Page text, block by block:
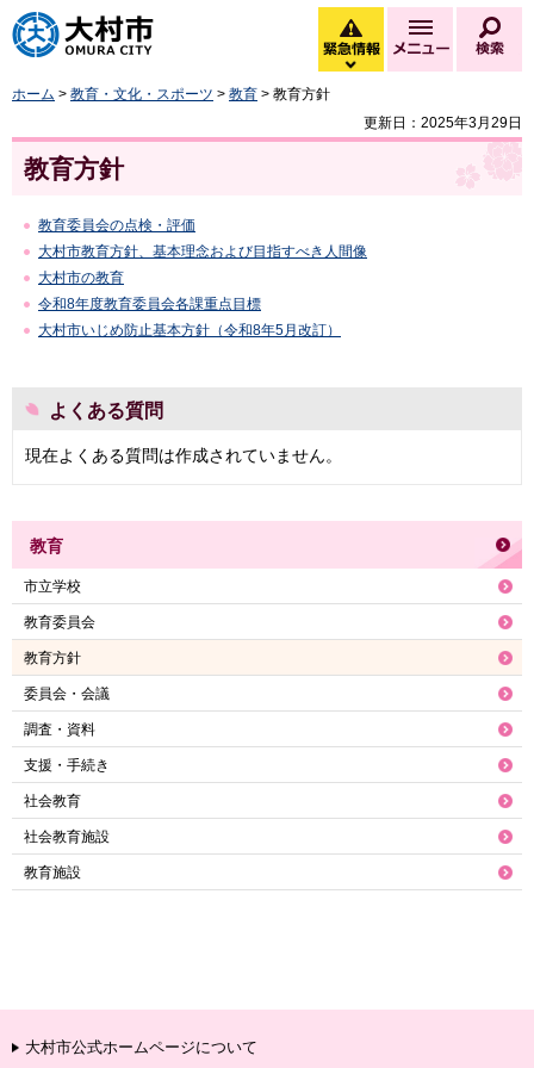
大村市
緊急情報
緊急情報を開く
メニュー
ホーム > 教育・文化・スポーツ > 教育 > 教育方針
更新日：2025年3月29日
教育方針
教育委員会の点検・評価
大村市教育方針、基本理念および目指すべき人間像
大村市の教育
令和8年度教育委員会各課重点目標
大村市いじめ防止基本方針（令和8年5月改訂）
よくある質問
現在よくある質問は作成されていません。
教育
市立学校
教育委員会
教育方針
委員会・会議
調査・資料
支援・手続き
社会教育
社会教育施設
教育施設
大村市公式ホームページについて